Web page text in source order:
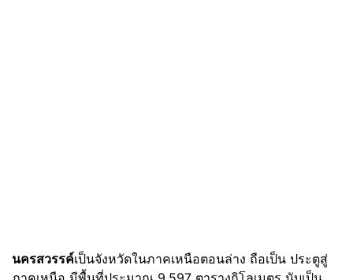
นครสวรรค์เป็นจังหวัดในภาคเหนือตอนล่าง ถือเป็น ประตูสู่